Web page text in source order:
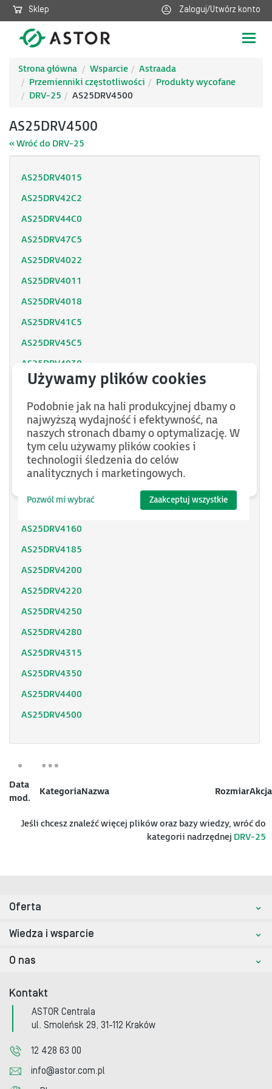
Sklep Zaloguj/Utwórz konto
Strona główna
Wsparcie
Astraada
Przemienniki częstotliwości
Produkty wycofane
DRV-25
AS25DRV4500
AS25DRV4500
« Wróć do DRV-25
AS25DRV4015
AS25DRV42C2
AS25DRV44C0
AS25DRV47C5
AS25DRV4022
AS25DRV4011
AS25DRV4018
AS25DRV41C5
AS25DRV45C5
AS25DRV4030
AS25DRV4037
AS25DRV4045
AS25DRV4055
AS25DRV4075
AS25DRV4090
AS25DRV4132
AS25DRV4160
AS25DRV4185
AS25DRV4200
AS25DRV4220
AS25DRV4250
AS25DRV4280
AS25DRV4315
AS25DRV4350
AS25DRV4400
AS25DRV4500
Data
mod.
KategoriaNazwa RozmiarAkcja
Jeśli chcesz znaleźć więcej plików oraz bazy wiedzy, wróć do
kategorii nadrzędnej DRV-25
Oferta
Wiedza i wsparcie
O nas
Kontakt
ASTOR Centrala
ul. Smoleńsk 29, 31-112 Kraków
12 428 63 00
info@astor.com.pl
Podobnie jak na hali produkcyjnej dbamy o
najwyższą wydajność i efektywność, na
naszych stronach dbamy o optymalizację. W
tym celu używamy plików cookies i
technologii śledzenia do celów
analitycznych i marketingowych.
Pozwól mi wybrać Zaakceptuj wszystkie